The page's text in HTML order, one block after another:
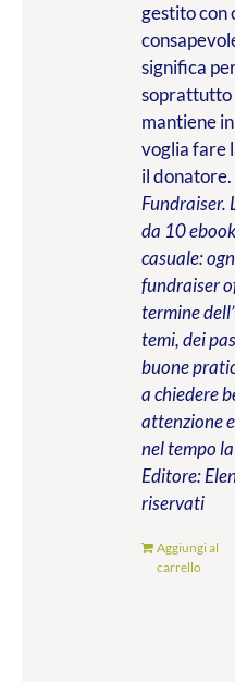
gestito con
significa
soprattutto
mantiene
voglia fare
il donatore.
Fundraiser.
da 10
casuale:
fundraiser
termine
temi, dei
buone
a chiedere
attenzione
nel tempo
Editore:
riservati
Aggiungi al
carrello